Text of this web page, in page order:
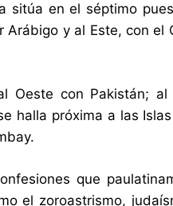
sitúa en el séptimo
y al Este, con
Oeste con Pakistán;
halla próxima a las
que
el zoroastrismo,